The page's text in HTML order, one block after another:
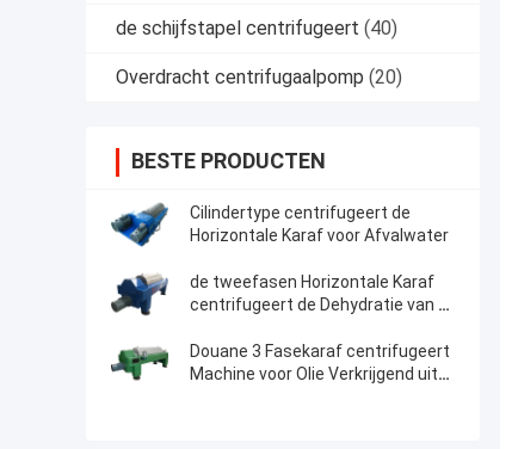
de schijfstapel centrifugeert (40)
Overdracht centrifugaalpomp (20)
BESTE PRODUCTEN
Cilindertype centrifugeert de
Horizontale Karaf voor Afvalwater
de tweefasen Horizontale Karaf
centrifugeert de Dehydratie van de
Douane 3 Fasekaraf centrifugeert
Machine voor Olie Verkrijgend uit